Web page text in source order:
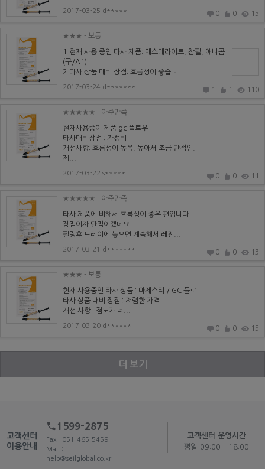
2017-03-25 d***** 0 0 15
★★★ - 보통
1.현재 사용 중인 타사 제품: 에스테라이트, 참필, 애니콤
(구/A1)
2.타사 상품 대비 장점: 흐름성이 좋습니...
2017-03-24 d******* 1 1 110
★★★★★ - 아주만족
현재사용중이 제품 gc 플로우
타사대비장점 : 가성비
개선사항: 흐름성이 높음. 높아서 조금 단점임.
제...
2017-03-22 s***** 0 0 11
★★★★★ - 아주만족
타사 제품에 비해서 흐름성이 좋은 편입니다
장점이자 단점이겠네요
필링후 트레이에 놓으면 계속해서 레진...
2017-03-21 d******* 0 0 13
★★★ - 보통
현재 사용중인 타사 상품 : 마제스티 / GC 플로
타사 상품 대비 장점 : 저렴한 가격
개선 사항 : 점도가 너...
2017-03-20 d****** 0 0 15
더 보기
고객센터
이용안내
1599-2875
Fax : 051-465-5459
Mail :
help@seilglobal.co.kr
고객센터 운영시간
평일 09:00 - 18:00